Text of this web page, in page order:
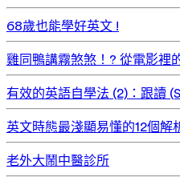
68歲也能學好英文 !
雞同鴨講霧煞煞！? 從電影裡
有效的英語自學法 (2)：跟讀
英文時態最淺顯易懂的12個解
老外大鬧中醫診所